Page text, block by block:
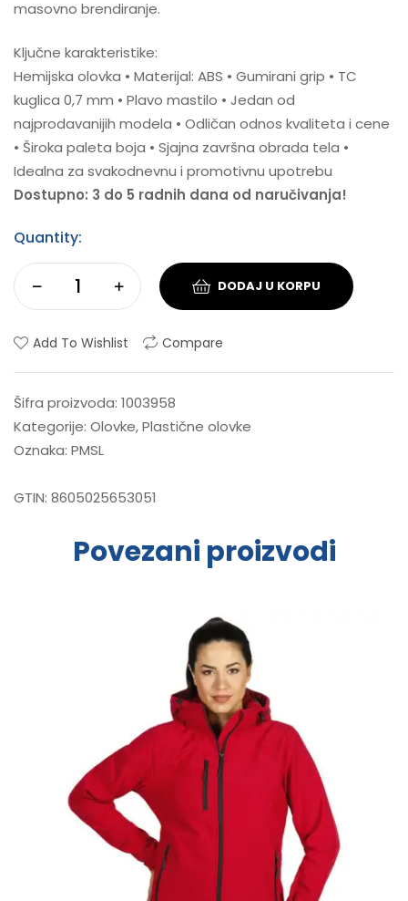
masovno brendiranje.
Ključne karakteristike:
Hemijska olovka • Materijal: ABS • Gumirani grip • TC
kuglica 0,7 mm • Plavo mastilo • Jedan od
najprodavanijih modela • Odličan odnos kvaliteta i cene
• Široka paleta boja • Sjajna završna obrada tela •
Idealna za svakodnevnu i promotivnu upotrebu
Dostupno: 3 do 5 radnih dana od naručivanja!
Quantity:
DODAJ U KORPU
Add To Wishlist Compare
Šifra proizvoda: 1003958
Kategorije: Olovke,Plastične olovke
Oznaka: PMSL
GTIN: 8605025653051
Povezani proizvodi